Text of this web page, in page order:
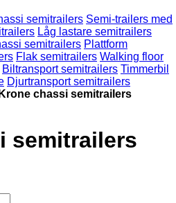
semitrailers Semi-trailers med
Låg lastare semitrailers
semitrailers Plattform
Flak semitrailers Walking floor
Biltransport semitrailers Timmerbil
Djurtransport semitrailers
Krone chassi semitrailers
semitrailers